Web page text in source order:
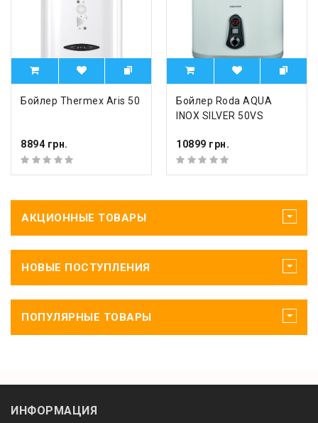
Бойлер Thermex Aris 50
8894 грн.
Бойлер Roda AQUA
INOX SILVER 50VS
10899 грн.
АКЦИОННЫЕ ТОВАРЫ
НОВЫЕ ПОСТУПЛЕНИЯ
ПОПУЛЯРНЫЕ ТОВАРЫ
ИНФОРМАЦИЯ